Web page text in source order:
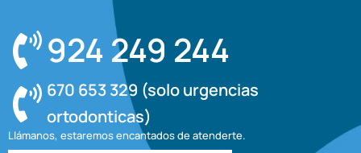
924 249 244
670 653 329 (solo urgencias
ortodonticas)
Llámanos, estaremos encantados de atenderte.